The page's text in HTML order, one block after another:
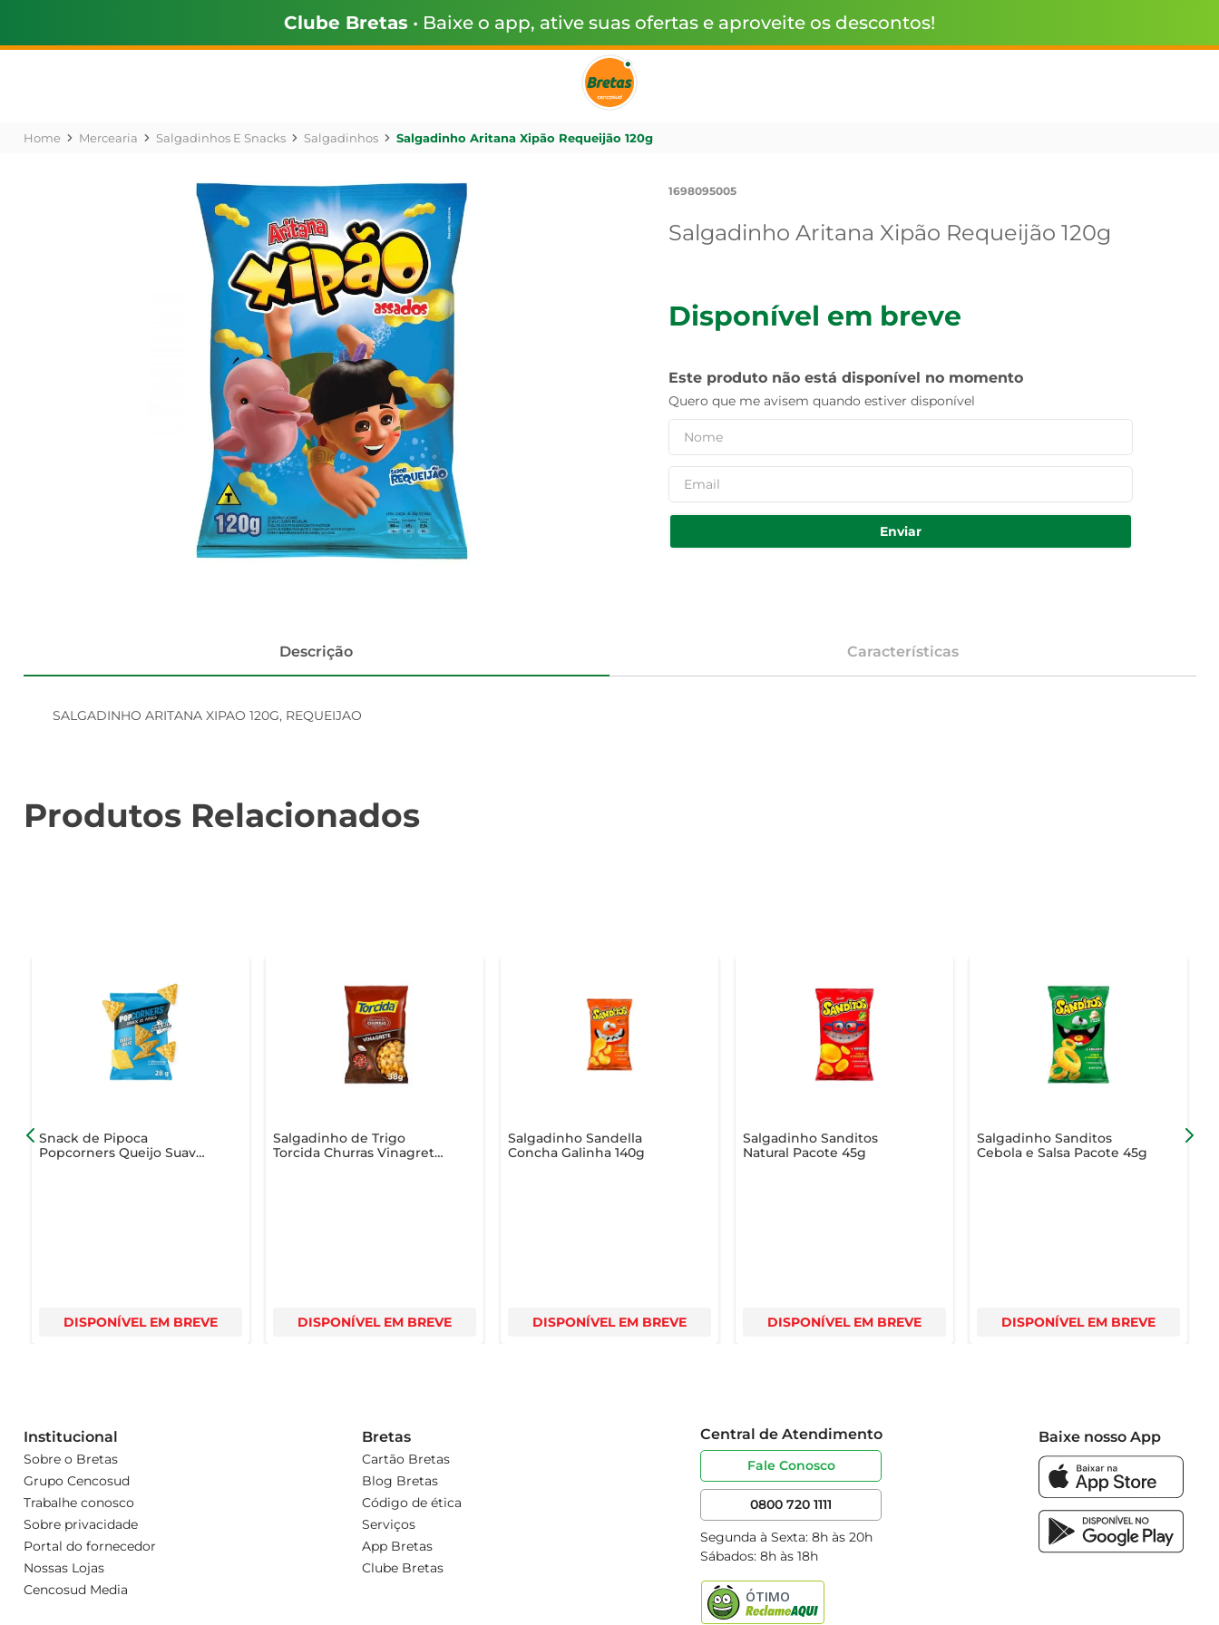
Clube Bretas • Baixe o app, ative suas ofertas e aproveite os descontos!
Mercearia Salgadinhos E Snacks Salgadinhos Salgadinho Aritana Xipão Requeijão 120g
1698095005
Salgadinho Aritana Xipão Requeijão 120g
Disponível em breve
Este produto não está disponível no momento
Quero que me avisem quando estiver disponível
Enviar
Descrição Características
SALGADINHO ARITANA XIPAO 120G, REQUEIJAO
Produtos Relacionados
Snack de Pipoca
Popcorners Queijo Suave
DISPONÍVEL EM BREVE
Salgadinho de Trigo
Torcida Churras Vinagrete
DISPONÍVEL EM BREVE
Salgadinho Sandella
Concha Galinha 140g
DISPONÍVEL EM BREVE
Salgadinho Sanditos
Natural Pacote 45g
DISPONÍVEL EM BREVE
Salgadinho Sanditos
Cebola e Salsa Pacote 45g
DISPONÍVEL EM BREVE
Institucional
Sobre o Bretas
Grupo Cencosud
Trabalhe conosco
Sobre privacidade
Portal do fornecedor
Nossas Lojas
Cencosud Media
Bretas
Cartão Bretas
Blog Bretas
Código de ética
Serviços
App Bretas
Clube Bretas
Central de Atendimento
Fale Conosco
0800 720 1111
Segunda à Sexta: 8h às 20h
Sábados: 8h às 18h
Baixe nosso App